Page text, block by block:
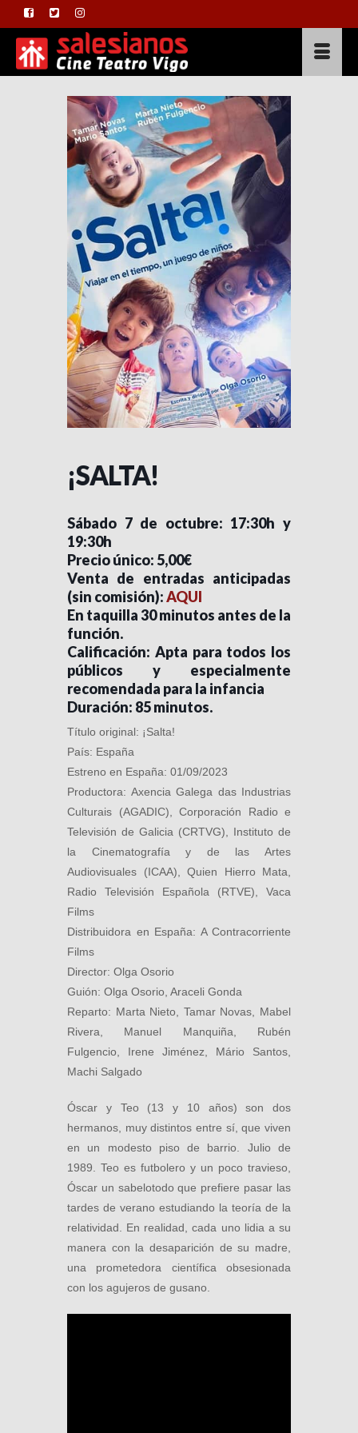
¡SALTA!
Sábado 7 de octubre: 17:30h y
19:30h
Precio único: 5,00€
Venta de entradas anticipadas
(sin comisión):AQUI
En taquilla 30 minutos antes de la
función.
Calificación: Apta para todos los
públicos y especialmente
recomendada para la infancia
Duración: 85 minutos.
Título original: ¡Salta!
País: España
Estreno en España: 01/09/2023
Productora: Axencia Galega das Industrias
Culturais (AGADIC), Corporación Radio e
Televisión de Galicia (CRTVG), Instituto de
la Cinematografía y de las Artes
Audiovisuales (ICAA), Quien Hierro Mata,
Radio Televisión Española (RTVE), Vaca
Films
Distribuidora en España: A Contracorriente
Films
Director: Olga Osorio
Guión: Olga Osorio, Araceli Gonda
Reparto: Marta Nieto, Tamar Novas, Mabel
Rivera, Manuel Manquiña, Rubén
Fulgencio, Irene Jiménez, Mário Santos,
Machi Salgado
Óscar y Teo (13 y 10 años) son dos
hermanos, muy distintos entre sí, que viven
en un modesto piso de barrio. Julio de
1989. Teo es futbolero y un poco travieso,
Óscar un sabelotodo que prefiere pasar las
tardes de verano estudiando la teoría de la
relatividad. En realidad, cada uno lidia a su
manera con la desaparición de su madre,
una prometedora científica obsesionada
con los agujeros de gusano.